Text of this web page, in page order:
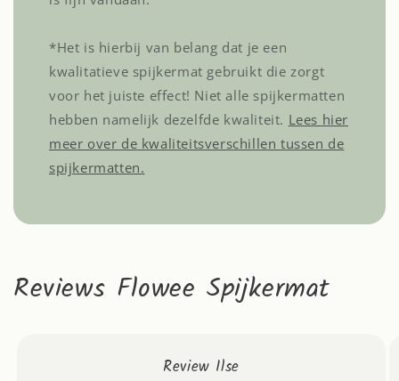
*Het is hierbij van belang dat je een
kwalitatieve spijkermat gebruikt die zorgt
voor het juiste effect! Niet alle spijkermatten
hebben namelijk dezelfde kwaliteit. Lees hier
meer over de kwaliteitsverschillen tussen de
spijkermatten.
Reviews Flowee Spijkermat
Review Ilse